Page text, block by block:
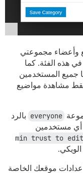
وأعضاء مجموعتي
هذه الفئة. كما
جميع المستخدمين
مشاهدة مواضيع
everyone بالرد
أي مستخدمين
min trust to edit
موقعك الخاصة